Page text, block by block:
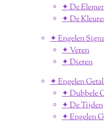
✦ De
✦ De
✦ Engelen
✦ Veren
✦ Dieren
✦ Engelen
✦ Dubbele
✦ De Tijden
✦ Engelen